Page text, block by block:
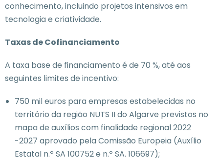
conhecimento, incluindo projetos intensivos em
tecnologia e criatividade.
Taxas de Cofinanciamento
A taxa base de financiamento é de 70 %, até aos
seguintes limites de incentivo:
750 mil euros para empresas estabelecidas no
território da região NUTS II do Algarve previstos no
mapa de auxílios com finalidade regional 2022
-2027 aprovado pela Comissão Europeia (Auxílio
Estatal n.º SA 100752 e n.º SA. 106697);